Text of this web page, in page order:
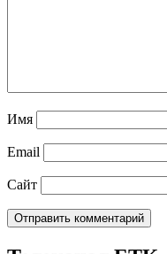
Имя
Email
Сайт